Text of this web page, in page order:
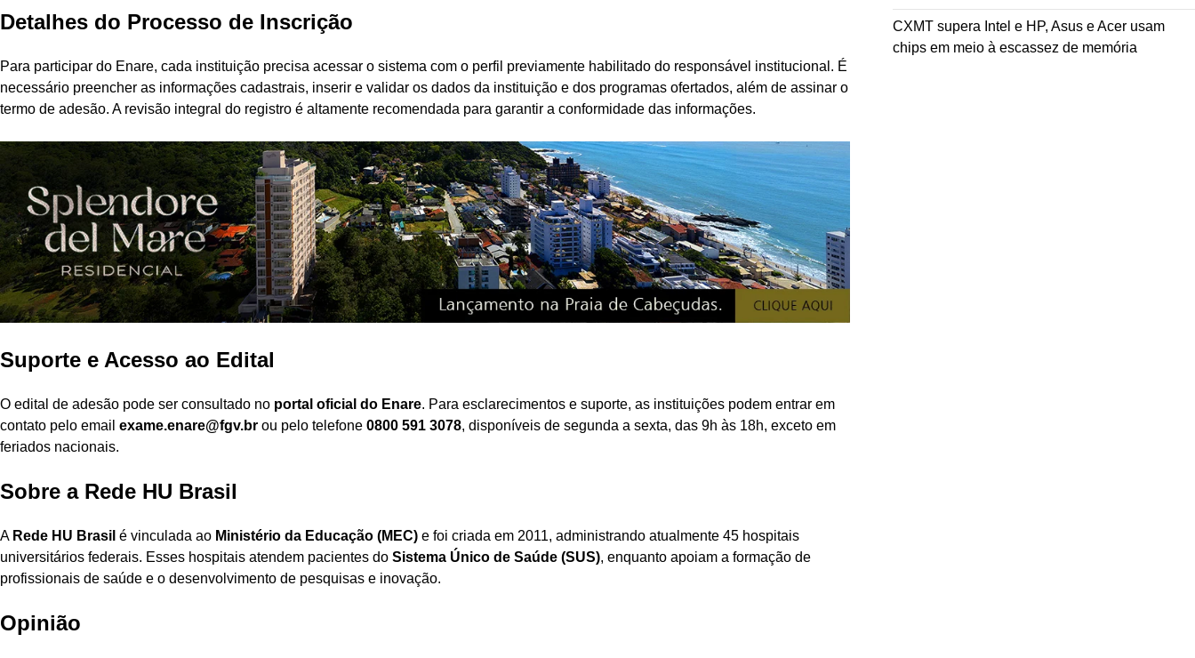
Detalhes do Processo de Inscrição
Para participar do Enare, cada instituição precisa acessar o sistema com o perfil previamente habilitado do responsável institucional. É
necessário preencher as informações cadastrais, inserir e validar os dados da instituição e dos programas ofertados, além de assinar o
termo de adesão. A revisão integral do registro é altamente recomendada para garantir a conformidade das informações.
Suporte e Acesso ao Edital
O edital de adesão pode ser consultado no portal oficial do Enare. Para esclarecimentos e suporte, as instituições podem entrar em
contato pelo email exame.enare@fgv.br ou pelo telefone 0800 591 3078, disponíveis de segunda a sexta, das 9h às 18h, exceto em
feriados nacionais.
Sobre a Rede HU Brasil
A Rede HU Brasil é vinculada ao Ministério da Educação (MEC) e foi criada em 2011, administrando atualmente 45 hospitais
universitários federais. Esses hospitais atendem pacientes do Sistema Único de Saúde (SUS), enquanto apoiam a formação de
profissionais de saúde e o desenvolvimento de pesquisas e inovação.
Opinião
CXMT supera Intel e HP, Asus e Acer usam
chips em meio à escassez de memória